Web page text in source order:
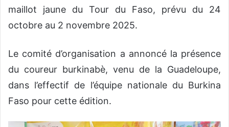
maillot jaune du Tour du Faso, prévu du 24
octobre au 2 novembre 2025.
Le comité d’organisation a annoncé la présence
du coureur burkinabè, venu de la Guadeloupe,
dans l’effectif de l’équipe nationale du Burkina
Faso pour cette édition.